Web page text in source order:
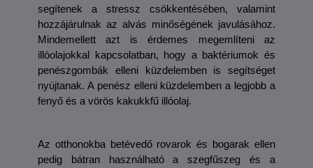
segítenek a stressz csökkentésében, valamint
hozzájárulnak az alvás minőségének javulásához.
Mindemellett azt is érdemes megemlíteni az
illóolajokkal kapcsolatban, hogy a baktériumok és
penészgombák elleni küzdelemben is segítséget
nyújtanak. A penész elleni küzdelemben a legjobb a
fenyő és a vörös kakukkfű illóolaj.
Az otthonokba betévedő rovarok és bogarak ellen
pedig bátran használható a szegfűszeg és a